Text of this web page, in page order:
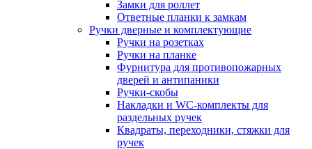
Замки для роллет
Ответные планки к замкам
Ручки дверные и комплектующие
Ручки на розетках
Ручки на планке
Фурнитура для противопожарных
дверей и антипаники
Ручки-скобы
Накладки и WC-комплекты для
раздельных ручек
Квадраты, переходники, стяжки для
ручек